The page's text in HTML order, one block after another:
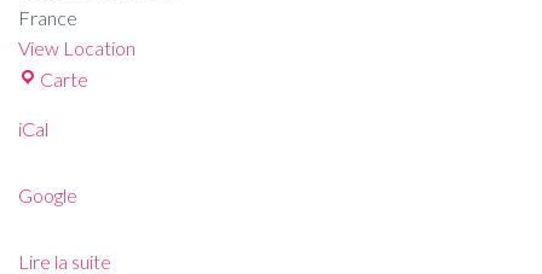
France
View Location
Carte
iCal
Google
Lire la suite